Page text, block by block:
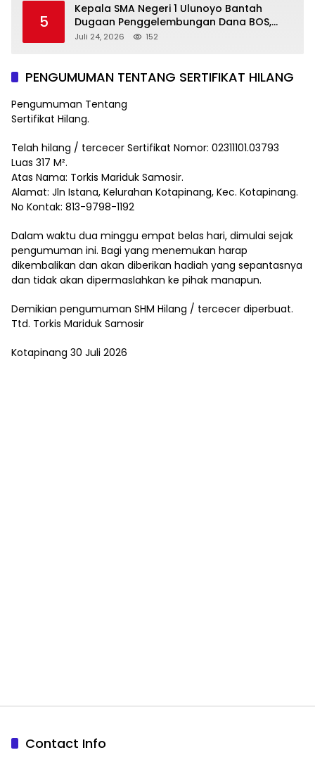
5
Kepala SMA Negeri 1 Ulunoyo Bantah
Dugaan Penggelembungan Dana BOS,
Tegaskan Pemberitaan Tidak Benar
Juli 24, 2026 152
PENGUMUMAN TENTANG SERTIFIKAT HILANG
Pengumuman Tentang
Sertifikat Hilang.
Telah hilang / tercecer Sertifikat Nomor: 02311101.03793
Luas 317 M².
Atas Nama: Torkis Mariduk Samosir.
Alamat: Jln Istana, Kelurahan Kotapinang, Kec. Kotapinang.
No Kontak: 813-9798-1192
Dalam waktu dua minggu empat belas hari, dimulai sejak
pengumuman ini. Bagi yang menemukan harap
dikembalikan dan akan diberikan hadiah yang sepantasnya
dan tidak akan dipermaslahkan ke pihak manapun.
Demikian pengumuman SHM Hilang / tercecer diperbuat.
Ttd. Torkis Mariduk Samosir
Kotapinang 30 Juli 2026
Contact Info